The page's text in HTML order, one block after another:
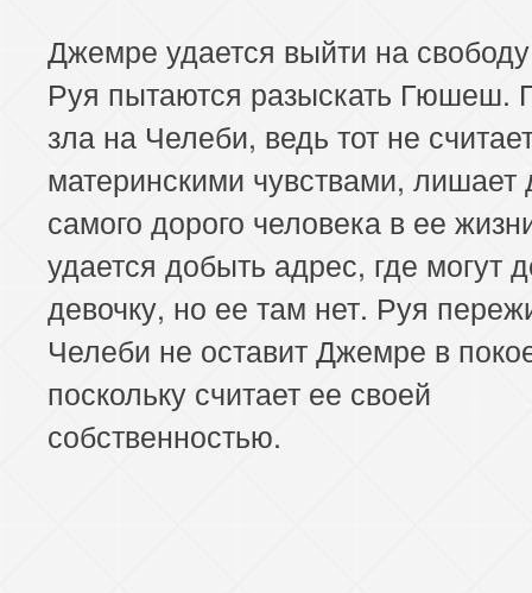
Джемре удается выйти на
Руя пытаются разыскать Гюшеш.
зла на Челеби, ведь тот не
материнскими чувствами, лишает
самого дорого человека в ее
удается добыть адрес, где могут
девочку, но ее там нет. Руя
Челеби не оставит Джемре в
поскольку считает ее своей
собственностью.